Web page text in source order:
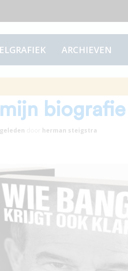
ARCHIEVEN
Deventer
biografie
geleden
herman steigstra